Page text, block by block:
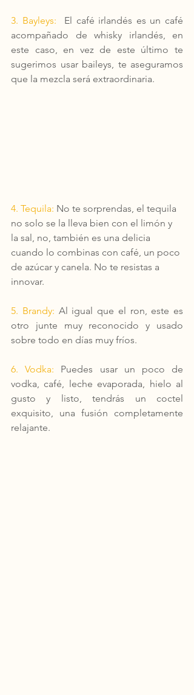
3. Bayleys:
El café irlandés es un café
acompañado de whisky irlandés, en
este caso, en vez de este último te
sugerimos usar baileys, te aseguramos
que la mezcla será extraordinaria.
4. Tequila: No te sorprendas, el tequila
no solo se la lleva bien con el limón y
la sal, no, también es una delicia
cuando lo combinas con café, un poco
de azúcar y canela. No te resistas a
innovar.
5. Brandy: Al igual que el ron, este es
otro junte muy reconocido y usado
sobre todo en días muy fríos.
6. Vodka: Puedes usar un poco de
vodka, café, leche evaporada, hielo al
gusto y listo, tendrás un coctel
exquisito, una fusión completamente
relajante.